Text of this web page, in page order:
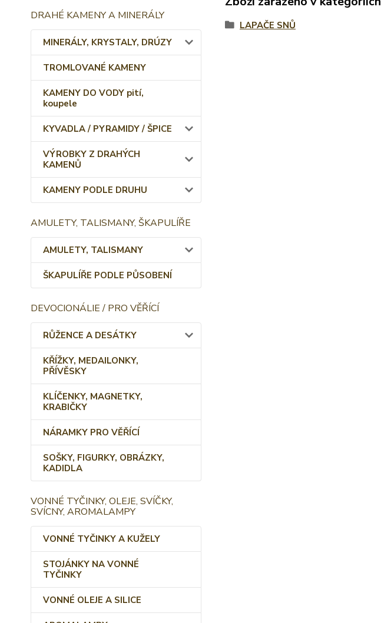
DRAHÉ KAMENY A MINERÁLY
MINERÁLY, KRYSTALY, DRÚZY
TROMLOVANÉ KAMENY
KAMENY DO VODY pití,
koupele
KYVADLA / PYRAMIDY / ŠPICE
VÝROBKY Z DRAHÝCH
KAMENŮ
KAMENY PODLE DRUHU
AMULETY, TALISMANY, ŠKAPULÍŘE
AMULETY, TALISMANY
ŠKAPULÍŘE PODLE PŮSOBENÍ
DEVOCIONÁLIE / PRO VĚŘÍCÍ
RŮŽENCE A DESÁTKY
KŘÍŽKY, MEDAILONKY,
PŘÍVĚSKY
KLÍČENKY, MAGNETKY,
KRABIČKY
NÁRAMKY PRO VĚŘÍCÍ
SOŠKY, FIGURKY, OBRÁZKY,
KADIDLA
VONNÉ TYČINKY, OLEJE, SVÍČKY,
SVÍCNY, AROMALAMPY
VONNÉ TYČINKY A KUŽELY
STOJÁNKY NA VONNÉ
TYČINKY
VONNÉ OLEJE A SILICE
LAPAČE SNŮ